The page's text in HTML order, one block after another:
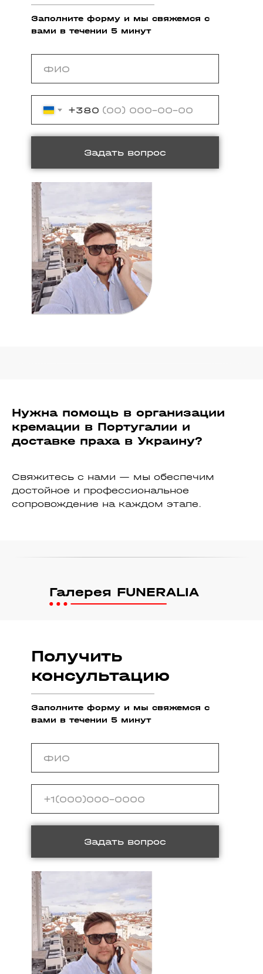
Заполните форму и мы свяжемся с
вами в течении 5 минут
+380
Задать вопрос
Нужна помощь в организации
кремации в Португалии и
доставке праха в Украину?
Свяжитесь с нами — мы обеспечим
достойное и профессиональное
сопровождение на каждом этапе.
Галерея FUNERALIA
Заполните форму и мы свяжемся с
вами в течении 5 минут
Получить
консультацию
Задать вопрос